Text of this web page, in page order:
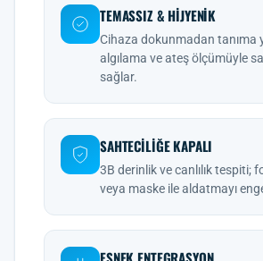
TEMASSIZ & HIJYENIK
Cihaza dokunmadan tanıma
algılama ve ateş ölçümüyle
sağlar.
SAHTECILIĞE KAPALI
3B derinlik ve canlılık tespiti;
veya maske ile aldatmayı